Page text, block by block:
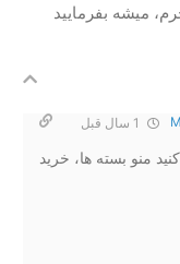
میشه بفرمایید
منو بسته ها، خرید